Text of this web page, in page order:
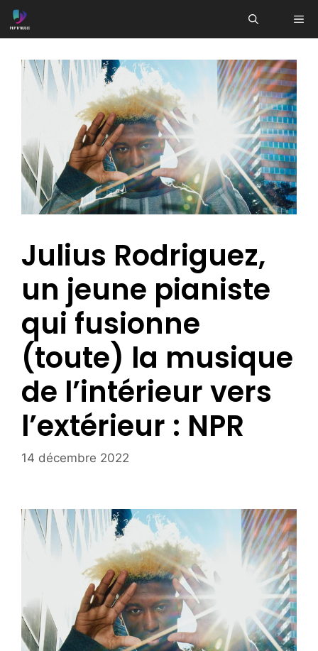
Aller
au
Julius Rodriguez,
un jeune pianiste
qui fusionne
(toute) la musique
de l’intérieur vers
l’extérieur : NPR
14 décembre 2022